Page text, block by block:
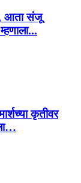
आता संजू
कृतीवर